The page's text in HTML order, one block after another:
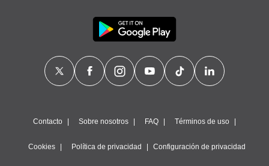
Contacto Sobre nosotros FAQ Términos de uso
Cookies Política de privacidad Configuración de privacidad